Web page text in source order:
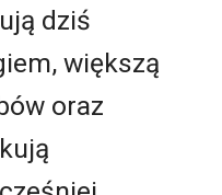
dziś
większą
oraz